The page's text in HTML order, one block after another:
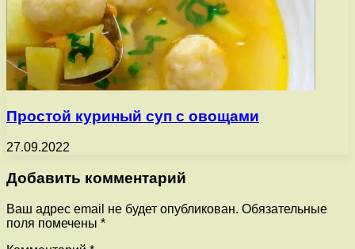
Простой куриный суп с овощами
27.09.2022
Добавить комментарий
Ваш адрес email не будет опубликован. Обязательные
поля помечены *